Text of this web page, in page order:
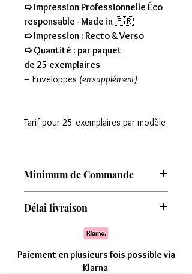
➯ Impression Professionnelle Éco
responsable - Made in🇫🇷
➯ Impression : Recto & Verso
➯ Quantité : par paquet
de 25 exemplaires
– Enveloppes (en supplément)
Tarif pour 25 exemplaires par modèle
Minimum de Commande
8 modèles
Délai livraison
Comptez une livraison entre 7 à 15 jours
Paiement en plusieurs fois possible via
Klarna